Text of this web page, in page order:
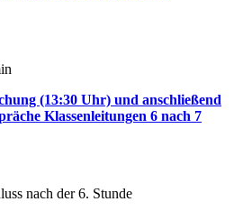
(13:30 Uhr) und anschließend
Klassenleitungen 6 nach 7
nach der 6. Stunde